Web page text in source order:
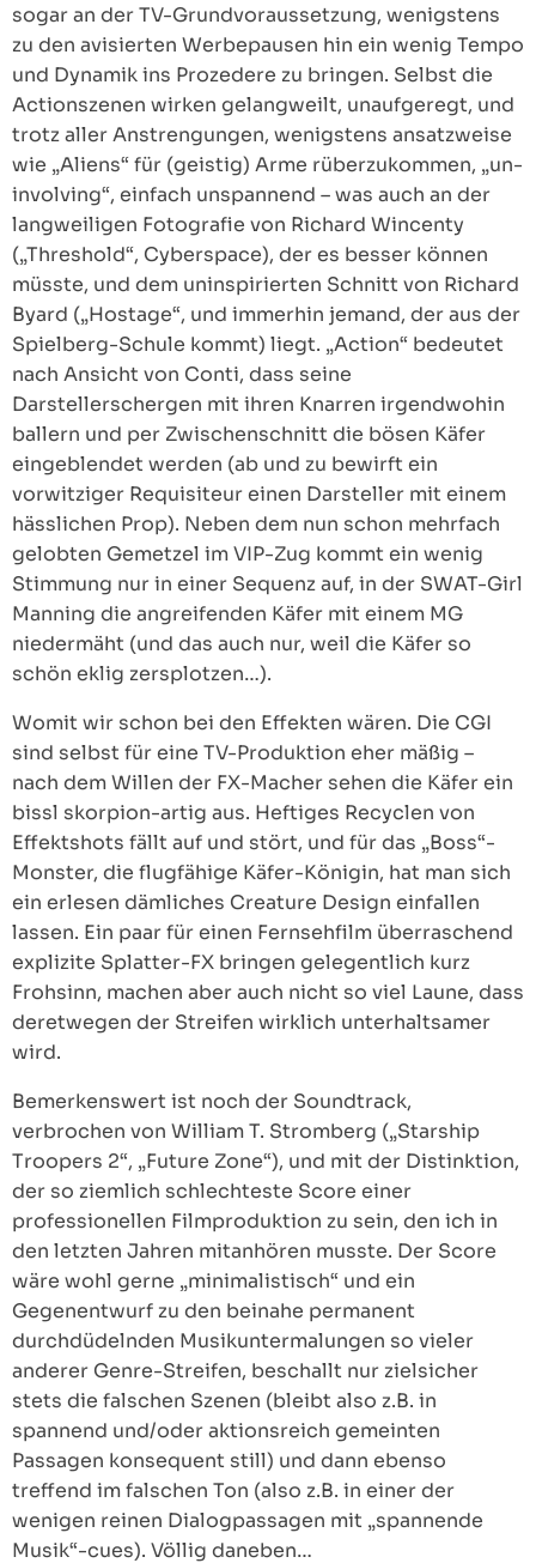
sogar an der TV-Grundvoraussetzung, wenigstens
zu den avisierten Werbepausen hin ein wenig Tempo
und Dynamik ins Prozedere zu bringen. Selbst die
Actionszenen wirken gelangweilt, unaufgeregt, und
trotz aller Anstrengungen, wenigstens ansatzweise
wie „Aliens“ für (geistig) Arme rüberzukommen, „un-
involving“, einfach unspannend – was auch an der
langweiligen Fotografie von Richard Wincenty
(„Threshold“, Cyberspace), der es besser können
müsste, und dem uninspirierten Schnitt von Richard
Byard („Hostage“, und immerhin jemand, der aus der
Spielberg-Schule kommt) liegt. „Action“ bedeutet
nach Ansicht von Conti, dass seine
Darstellerschergen mit ihren Knarren irgendwohin
ballern und per Zwischenschnitt die bösen Käfer
eingeblendet werden (ab und zu bewirft ein
vorwitziger Requisiteur einen Darsteller mit einem
hässlichen Prop). Neben dem nun schon mehrfach
gelobten Gemetzel im VIP-Zug kommt ein wenig
Stimmung nur in einer Sequenz auf, in der SWAT-Girl
Manning die angreifenden Käfer mit einem MG
niedermäht (und das auch nur, weil die Käfer so
schön eklig zersplotzen…).
Womit wir schon bei den Effekten wären. Die CGI
sind selbst für eine TV-Produktion eher mäßig –
nach dem Willen der FX-Macher sehen die Käfer ein
bissl skorpion-artig aus. Heftiges Recyclen von
Effektshots fällt auf und stört, und für das „Boss“-
Monster, die flugfähige Käfer-Königin, hat man sich
ein erlesen dämliches Creature Design einfallen
lassen. Ein paar für einen Fernsehfilm überraschend
explizite Splatter-FX bringen gelegentlich kurz
Frohsinn, machen aber auch nicht so viel Laune, dass
deretwegen der Streifen wirklich unterhaltsamer
wird.
Bemerkenswert ist noch der Soundtrack,
verbrochen von William T. Stromberg („Starship
Troopers 2“, „Future Zone“), und mit der Distinktion,
der so ziemlich schlechteste Score einer
professionellen Filmproduktion zu sein, den ich in
den letzten Jahren mitanhören musste. Der Score
wäre wohl gerne „minimalistisch“ und ein
Gegenentwurf zu den beinahe permanent
durchdüdelnden Musikuntermalungen so vieler
anderer Genre-Streifen, beschallt nur zielsicher
stets die falschen Szenen (bleibt also z.B. in
spannend und/oder aktionsreich gemeinten
Passagen konsequent still) und dann ebenso
treffend im falschen Ton (also z.B. in einer der
wenigen reinen Dialogpassagen mit „spannende
Musik“-cues). Völlig daneben…